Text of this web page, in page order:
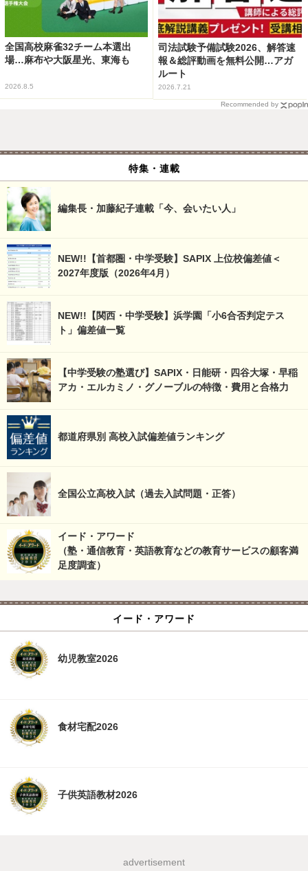
全国高校麻雀32チーム本選出
場…麻布や大阪星光、東海も
2026.8.5
司法試験予備試験2026、解答速
報＆総評動画を無料公開…アガ
ルート
2026.7.21
Recommended by
特集・連載
編集長・加藤紀子連載「今、会いたい人」
NEW!!【首都圏・中学受験】SAPIX 上位校偏差値＜
2027年度版（2026年4月）
NEW!!【関西・中学受験】浜学園「小6合否判定テス
ト」偏差値一覧
【中学受験の塾選び】SAPIX・日能研・四谷大塚・早稲
アカ・エルカミノ・グノーブルの特徴・費用と合格力
都道府県別 高校入試偏差値ランキング
全国公立高校入試（過去入試問題・正答）
イード・アワード
（塾・通信教育・英語教育などの教育サービスの顧客満
足度調査）
イード・アワード
幼児教室2026
食材宅配2026
子供英語教材2026
advertisement